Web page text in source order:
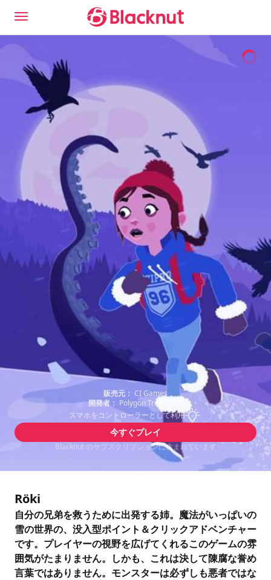
販売元： CI Games
開発者： Polygon Treehouse
スマホをコントローラーとして利用
今すぐプレイ
Blacknut のサブスクリプションに含まれています
Röki
自分の兄弟を救うために出発する姉。魔法がいっぱいの
雪の世界の、没入型ポイント＆クリックアドベンチャー
です。プレイヤーの視野を広げてくれるこのゲームの雰
囲気がたまりません。しかも、これは決して陳腐な誉め
言葉ではありません。モンスターは必ずしも悪者ではな